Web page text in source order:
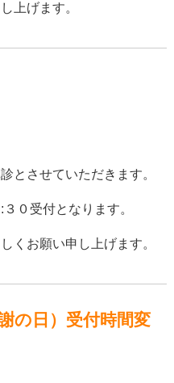
上げます。
とさせていただきます。
０受付となります。
くお願い申し上げます。
の日）受付時間変